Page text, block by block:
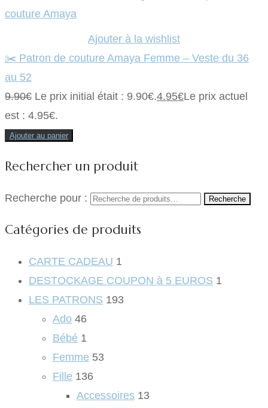
Ajouter à la wishlist
✂️ Patron de couture Amaya Femme – Veste du 36
au 52
9.90€ Le prix initial était : 9.90€.4.95€Le prix actuel
est : 4.95€.
Ajouter au panier
Rechercher un produit
Recherche pour : Recherche
Catégories de produits
CARTE CADEAU 1
DESTOCKAGE COUPON à 5 EUROS 1
LES PATRONS 193
Ado 46
Bébé 1
Femme 53
Fille 136
Accessoires 13